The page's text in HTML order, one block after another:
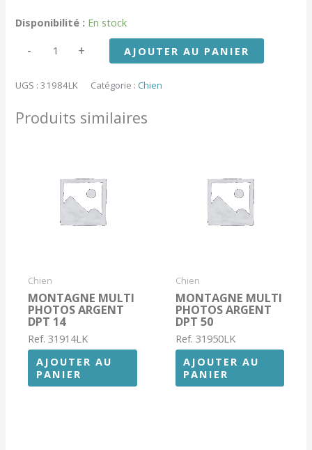
Disponibilité : En stock
-
MULTI
PHOTOS
DPT
84
+ AJOUTER AU PANIER
UGS :31984LK Catégorie :Chien
Produits similaires
Chien
MONTAGNE MULTI
PHOTOS ARGENT
DPT 14
Ref. 31914LK
AJOUTER AU
PANIER
Chien
MONTAGNE MULTI
PHOTOS ARGENT
DPT 50
Ref. 31950LK
AJOUTER AU
PANIER